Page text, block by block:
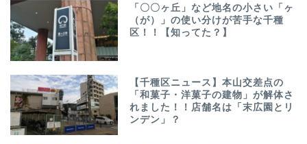
「〇〇ヶ丘」など地名の小さい「ヶ
（が）」の使い分けが苦手な千種
区！！【知ってた？】
【千種区ニュース】本山交差点の
「和菓子・洋菓子の建物」が解体さ
れました！！店舗名は「末広園とリ
ンデン」？